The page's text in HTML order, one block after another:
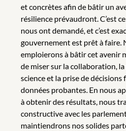
et concrètes afin de bâtir un
résilience prévaudront. C’est
nous ont demandé, et c’est
gouvernement est prêt à faire.
emploierons à bâtir cet avenir
de miser sur la collaboration,
science et la prise de décisions
données probantes. En nous
à obtenir des résultats, nous
constructive avec les
maintiendrons nos solides